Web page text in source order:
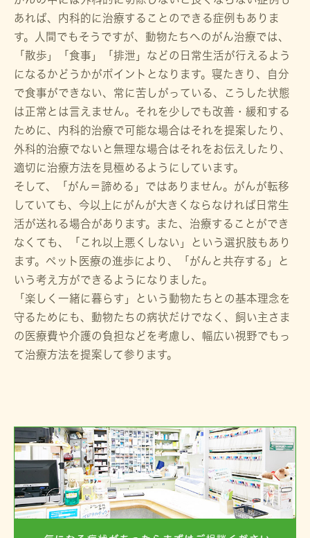
あれば、内科的に治療することのできる症例もありま
す。人間でもそうですが、動物たちへのがん治療では、
「散歩」「食事」「排泄」などの日常生活が行えるよう
になるかどうかがポイントとなります。寝たきり、自分
で食事ができない、常に苦しがっている、こうした状態
は正常とは言えません。それを少しでも改善・緩和する
ために、内科的治療で可能な場合はそれを提案したり、
外科的治療でないと無理な場合はそれをお伝えしたり、
適切に治療方法を見極めるようにしています。
そして、「がん＝諦める」ではありません。がんが転移
していても、今以上にがんが大きくならなければ日常生
活が送れる場合があります。また、治療することができ
なくても、「これ以上悪くしない」という選択肢もあり
ます。ペット医療の進歩により、「がんと共存する」と
いう考え方ができるようになりました。
「楽しく一緒に暮らす」という動物たちとの基本理念を
守るためにも、動物たちの病状だけでなく、飼い主さま
の医療費や介護の負担などを考慮し、幅広い視野でもっ
て治療方法を提案して参ります。